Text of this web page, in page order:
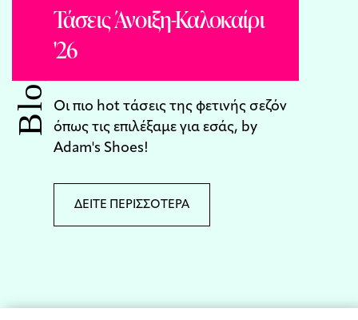
Blog
Τάσεις Άνοιξη-Καλοκαίρι
'26
Οι πιο hot τάσεις της φετινής σεζόν
όπως τις επιλέξαμε για εσάς, by
Adam's Shoes!
ΔΕΙΤΕ ΠΕΡΙΣΣΟΤΕΡΑ